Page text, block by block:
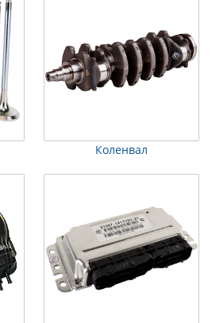
Коленвал